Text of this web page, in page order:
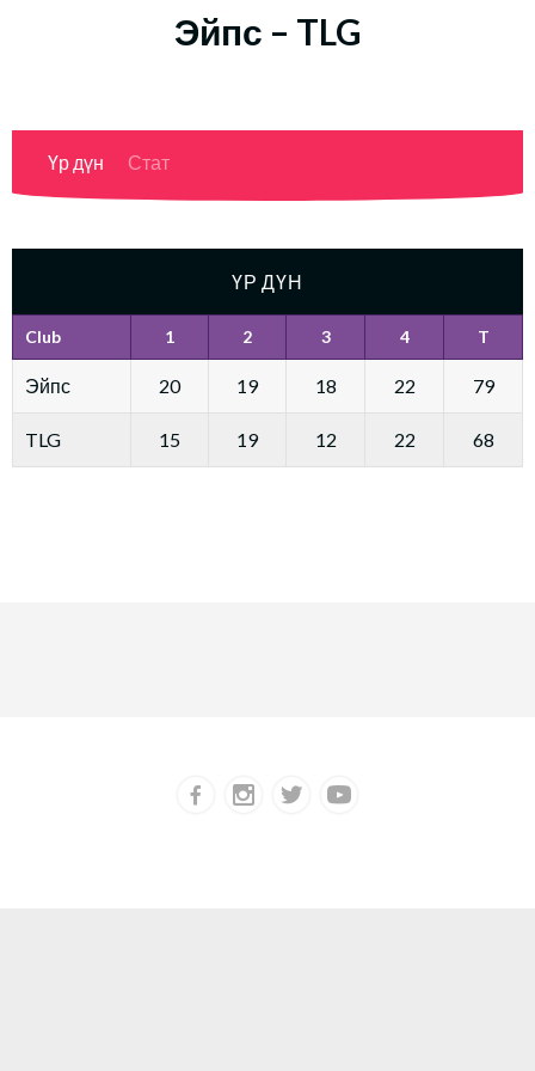
Эйпс – TLG
Үр дүн Стат
ҮР ДҮН
Club 1 2 3 4 T
Эйпс 20 19 18 22 79
TLG 15 19 12 22 68